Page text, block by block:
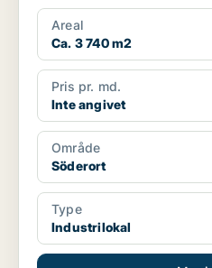
Areal
Ca. 3 740 m2
Pris pr. md.
Inte angivet
Område
Söderort
Type
Industrilokal